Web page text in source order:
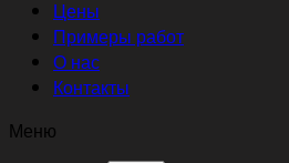
Цены
Примеры работ
О нас
Контакты
Меню